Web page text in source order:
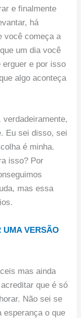
e finalmente
há
você começa a
um dia você
erguer e por isso
algo aconteça
verdadeiramente,
Eu sei disso, sei
é minha.
isso? Por
mas essa
UMA VERSÃO
mas ainda
que é só
Não sei se
esperança o que